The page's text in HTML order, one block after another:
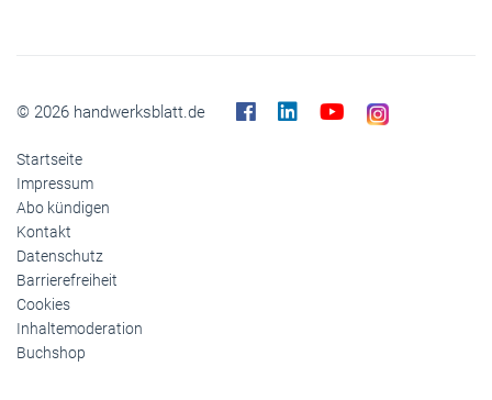
© 2026 handwerksblatt.de
Startseite
Impressum
Abo kündigen
Kontakt
Datenschutz
Barrierefreiheit
Cookies
Inhaltemoderation
Buchshop